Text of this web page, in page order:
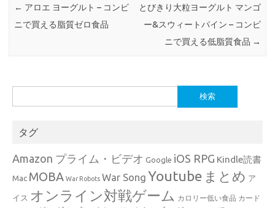
← アロエ ヨーグルト – コンビ
ニで買える脂質ゼロ食品
とびきり大粒ヨーグルト マンゴ
ー&スウィートパイン – コンビ
ニで買える低脂質食品 →
索:
タグ
Amazon プライム・ビデオ Google iOS RPG Kindle読書
Mac MOBA War Robots War Song Youtube まとめ ア
イス オンライン対戦ゲーム カロリー低い食品 カード